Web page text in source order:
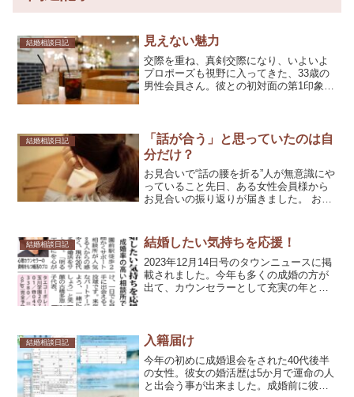
結婚相談日記 見えない魅力
交際を重ね、真剣交際になり、いよいよ
プロポーズも視野に入ってきた、33歳の
男性会員さん。彼との初対面の第1印象は
トをしていく中で、彼...
結婚相談日記
「話が合う」と思っていたのは自
分だけ？
お見合いで“話の腰を折る”人が無意識にや
っていること先日、ある女性会員様から
お見合いの振り返りが届きました。 お相
たそうです。しかし、時間が経つにつれ
て彼女の心には「疲...
結婚相談日記 結婚したい気持ちを応援！
2023年12月14日号のタウンニュースに掲
載されました。今年も多くの成婚の方が
出て、カウンセラーとして充実の年とな
面談が多くなる...
結婚相談日記 入籍届け
今年の初めに成婚退会をされた40代後半
の女性。彼女の婚活歴は5か月で運命の人
と出会う事が出来ました。成婚前に彼の